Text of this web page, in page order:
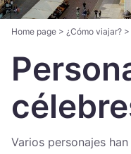
Português
Suomi
Україна
Home page > ¿Cómo viajar? >
Varios personajes